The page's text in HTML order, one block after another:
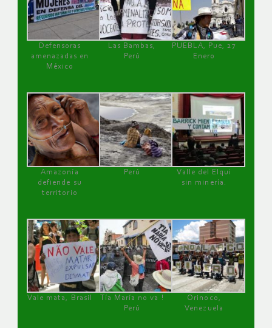
Defensoras
amenazadas en
México
Las Bambas,
Perú
PUEBLA, Pue, 27
Enero
Amazonía
defiende su
territorio
Perú
Valle del Elqui
sin minería.
Vale mata, Brasil
Tía María no va !
Perú
Orinoco,
Venezuela